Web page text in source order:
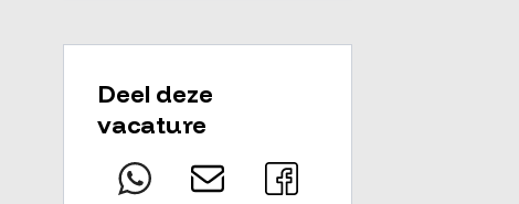
Deel deze
vacature